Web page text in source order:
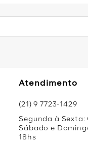
Atendimento
(21) 9 7723-1429
Segunda à Sexta:
Sábado e
18hs